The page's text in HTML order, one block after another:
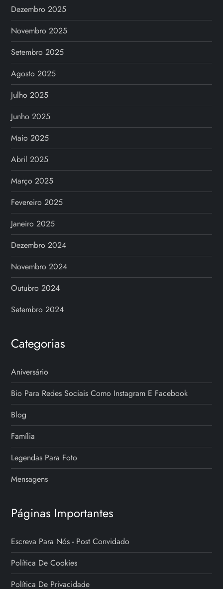
Dezembro 2025
Novembro 2025
Setembro 2025
Agosto 2025
Julho 2025
Junho 2025
Maio 2025
Abril 2025
Março 2025
Fevereiro 2025
Janeiro 2025
Dezembro 2024
Novembro 2024
Outubro 2024
Setembro 2024
Categorias
Aniversário
Bio Para Redes Sociais Como Instagram E Facebook
Blog
Família
Legendas Para Foto
Mensagens
Páginas Importantes
Escreva Para Nós - Post Convidado
Política De Cookies
Política De Privacidade